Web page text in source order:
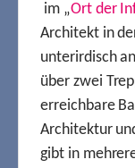
im „Ort der
Architekt in
unterirdisch
über zwei
erreichbare
Architektur
gibt in